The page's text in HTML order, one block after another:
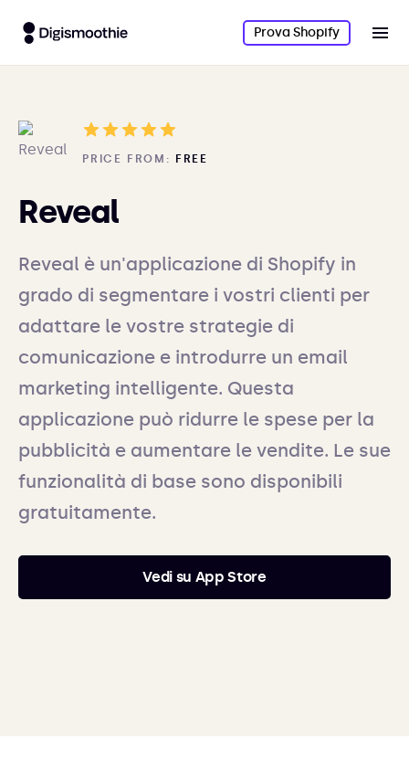
Prova Shopify
PRICE FROM: FREE
Reveal
Reveal è un'applicazione di Shopify in
grado di segmentare i vostri clienti per
adattare le vostre strategie di
comunicazione e introdurre un email
marketing intelligente. Questa
applicazione può ridurre le spese per la
pubblicità e aumentare le vendite. Le sue
funzionalità di base sono disponibili
gratuitamente.
Vedi su App Store